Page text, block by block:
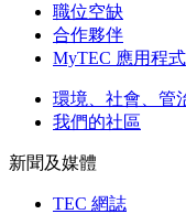
職位空缺
合作夥伴
MyTEC 應用程式
環境、社會、管
我們的社區
新聞及媒體
TEC 網誌